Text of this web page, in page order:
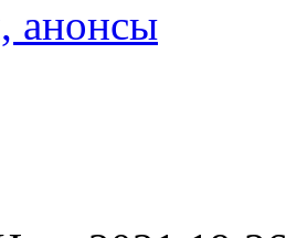
анонсы